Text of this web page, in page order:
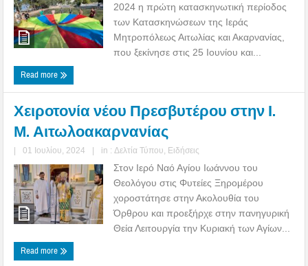
2024 η πρώτη κατασκηνωτική περίοδος
των Κατασκηνώσεων της Ιεράς
Μητροπόλεως Αιτωλίας και Ακαρνανίας,
που ξεκίνησε στις 25 Ιουνίου και...
Read more
Χειροτονία νέου Πρεσβυτέρου στην Ι.
Μ. Αιτωλοακαρνανίας
| 01 Ιουλίου, 2024 | in : Δελτία Τύπου Ειδήσεις
Στον Ιερό Ναό Αγίου Ιωάννου του
Θεολόγου στις Φυτείες Ξηρομέρου
χοροστάτησε στην Ακολουθία του
Όρθρου και προεξήρχε στην πανηγυρική
Θεία Λειτουργία την Κυριακή των Αγίων...
Read more